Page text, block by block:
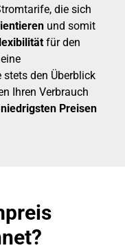
die sich
und somit
für den
stets den Überblick
Ihren Verbrauch
niedrigsten Preisen